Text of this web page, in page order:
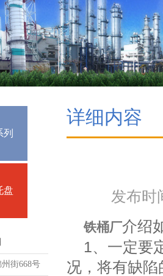
列
盘
街668号
详细内容
发布时
铁桶厂介绍
1、一定要
况，将有缺